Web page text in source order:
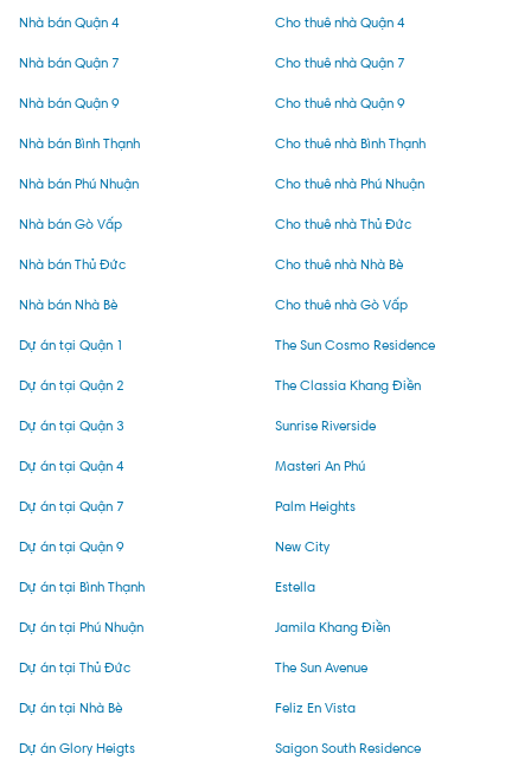
Nhà bán Quận 4
Nhà bán Quận 7
Nhà bán Quận 9
Nhà bán Bình Thạnh
Nhà bán Phú Nhuận
Nhà bán Gò Vấp
Nhà bán Thủ Đức
Nhà bán Nhà Bè
Cho thuê nhà Quận 4
Cho thuê nhà Quận 7
Cho thuê nhà Quận 9
Cho thuê nhà Bình Thạnh
Cho thuê nhà Phú Nhuận
Cho thuê nhà Thủ Đức
Cho thuê nhà Nhà Bè
Cho thuê nhà Gò Vấp
Dự án tại Quận 1
Dự án tại Quận 2
Dự án tại Quận 3
Dự án tại Quận 4
Dự án tại Quận 7
Dự án tại Quận 9
Dự án tại Bình Thạnh
Dự án tại Phú Nhuận
Dự án tại Thủ Đức
Dự án tại Nhà Bè
Dự án Glory Heigts
The Sun Cosmo Residence
The Classia Khang Điền
Sunrise Riverside
Masteri An Phú
Palm Heights
New City
Estella
Jamila Khang Điền
The Sun Avenue
Feliz En Vista
Saigon South Residence